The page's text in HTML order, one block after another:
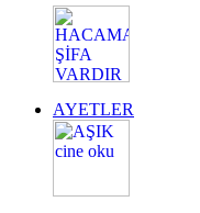
AYETLER